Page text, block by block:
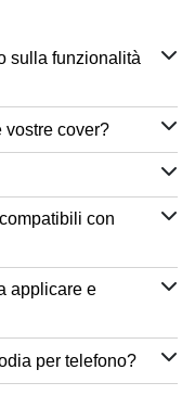
sulla funzionalità
vostre cover?
con
applicare e
per telefono?